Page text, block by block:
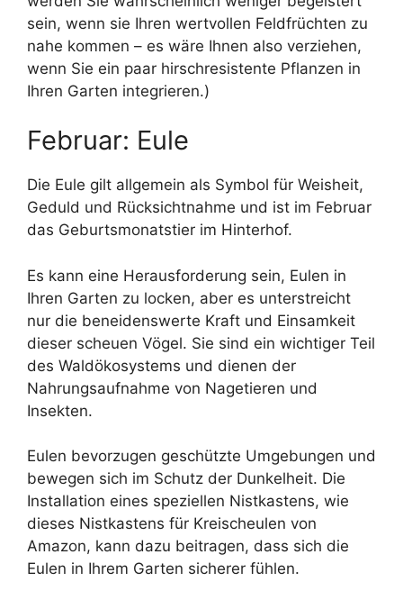
sein, wenn sie Ihren wertvollen Feldfrüchten zu
nahe kommen – es wäre Ihnen also verziehen,
wenn Sie ein paar hirschresistente Pflanzen in
Ihren Garten integrieren.)
Februar: Eule
Die Eule gilt allgemein als Symbol für Weisheit,
Geduld und Rücksichtnahme und ist im Februar
das Geburtsmonatstier im Hinterhof.
Es kann eine Herausforderung sein, Eulen in
Ihren Garten zu locken, aber es unterstreicht
nur die beneidenswerte Kraft und Einsamkeit
dieser scheuen Vögel. Sie sind ein wichtiger Teil
des Waldökosystems und dienen der
Nahrungsaufnahme von Nagetieren und
Insekten.
Eulen bevorzugen geschützte Umgebungen und
bewegen sich im Schutz der Dunkelheit. Die
Installation eines speziellen Nistkastens, wie
dieses Nistkastens für Kreischeulen von
Amazon, kann dazu beitragen, dass sich die
Eulen in Ihrem Garten sicherer fühlen.